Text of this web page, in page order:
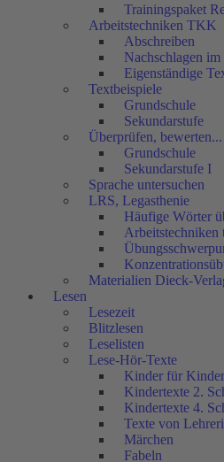
Trainingspaket
Arbeitstechniken TKK
Abschreiben
Nachschlagen
Eigenständige
Textbeispiele
Grundschule
Sekundarstufe
Überprüfen, bewerten...
Grundschule
Sekundarstufe I
Sprache untersuchen
LRS, Legasthenie
Häufige Wörter
Arbeitstechniken
Materialien Dieck-
Lesen
Lesezeit
Blitzlesen
Leselisten
Lese-Hör-Texte
Kinder für Kinder
Kindertexte 2.
Kindertexte 4.
Texte von
Märchen
Fabeln